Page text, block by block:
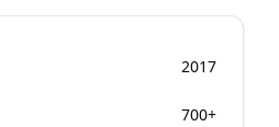
2017
700+